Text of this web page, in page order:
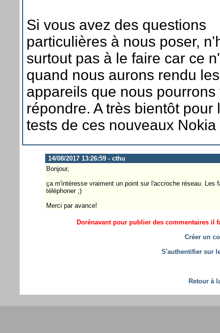
Si vous avez des questions
particulières à nous poser,
surtout pas à le faire car ce
quand nous aurons rendu les
appareils que nous pourrons
répondre. A très bientôt pour
tests de ces nouveaux Nokia
14/08/2017 13:26:59 - cthu
Bonjour,
ça m'intéresse vraiment un point sur l'accroche réseau. Les
téléphoner ;)
Merci par avance!
Dorénavant pour publier des commentaires il
Créer un
S'authentifier sur
Retour à